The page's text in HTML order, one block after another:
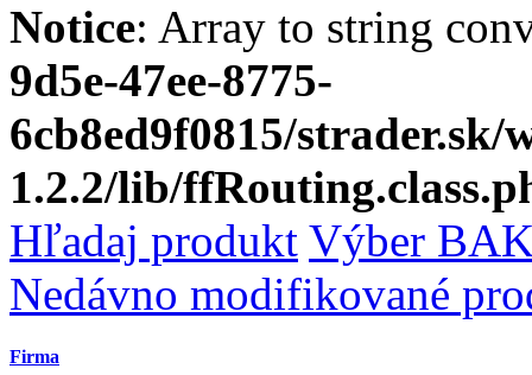
Notice: Array to string
9d5e-47ee-8775-
6cb8ed9f0815/
1.2.2/lib/
Hľadaj produkt Výber
Nedávno modifikované
Firma